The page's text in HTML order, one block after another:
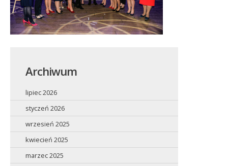
Archiwum
lipiec 2026
styczeń 2026
wrzesień 2025
kwiecień 2025
marzec 2025